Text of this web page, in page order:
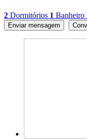
2 Dormitórios 1 Banheiro
Enviar mensagem